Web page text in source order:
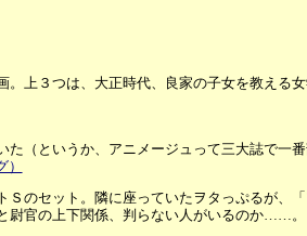
上３つは、大正時代、良家の子女を教える
（というか、アニメージュって三大誌で一番
のセット。隣に座っていたヲタっぷるが、
尉官の上下関係、判らない人がいるのか……。